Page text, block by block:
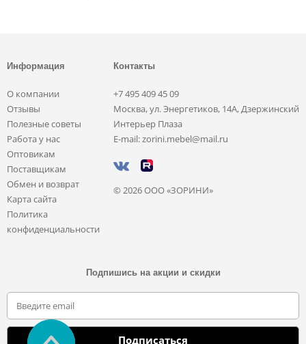
Информация
О компании
Отзывы
Полезные советы
Работа у нас
Оптовикам
Поставщикам
Обмен и возврат
Карта сайта
Политика
конфиденциальности
Контакты
+7 495 409 45 09
Москва, ул. Энергетиков, 14А, Дзержинский
Интерьер Плаза
E-mail: zorini.mebel@mail.ru
© 2026 ООО «ЗОРИНИ»
Подпишись на акции и скидки